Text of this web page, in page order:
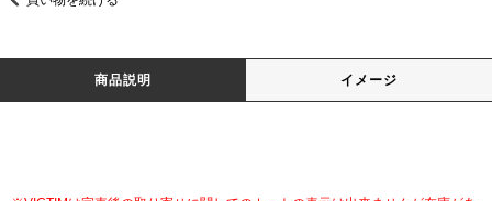
商品説明 イメージ